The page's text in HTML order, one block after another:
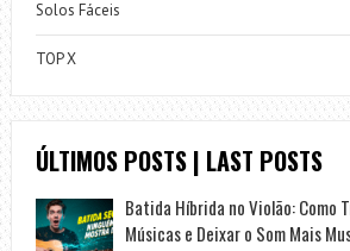
Solos Fáceis
TOP X
ÚLTIMOS POSTS | LAST POSTS
Batida Híbrida no Violão: Como
Músicas e Deixar o Som Mais